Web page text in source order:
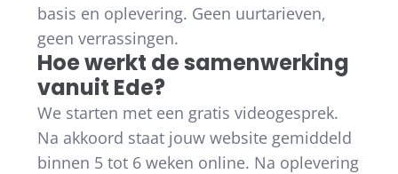
basis en oplevering. Geen uurtarieven,
geen verrassingen.
Hoe werkt de samenwerking
vanuit Ede?
We starten met een gratis videogesprek.
Na akkoord staat jouw website gemiddeld
binnen 5 tot 6 weken online. Na oplevering